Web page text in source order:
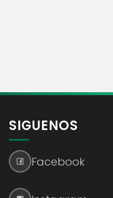
SIGUENOS
Facebook